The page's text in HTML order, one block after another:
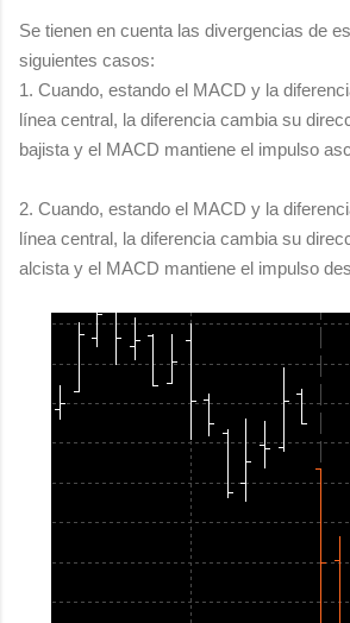
Se tienen en cuenta las divergencias de
siguientes casos:
1. Cuando, estando el MACD y la
línea central, la diferencia cambia su
bajista y el MACD mantiene el impulso
2. Cuando, estando el MACD y la
línea central, la diferencia cambia su
alcista y el MACD mantiene el impulso